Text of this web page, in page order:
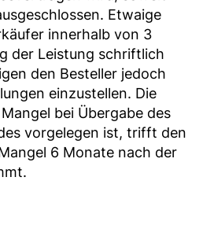
Etwaige
innerhalb von 3
der Leistung schriftlich
den Besteller jedoch
einzustellen. Die
bei Übergabe des
vorgelegen ist, trifft den
6 Monate nach der